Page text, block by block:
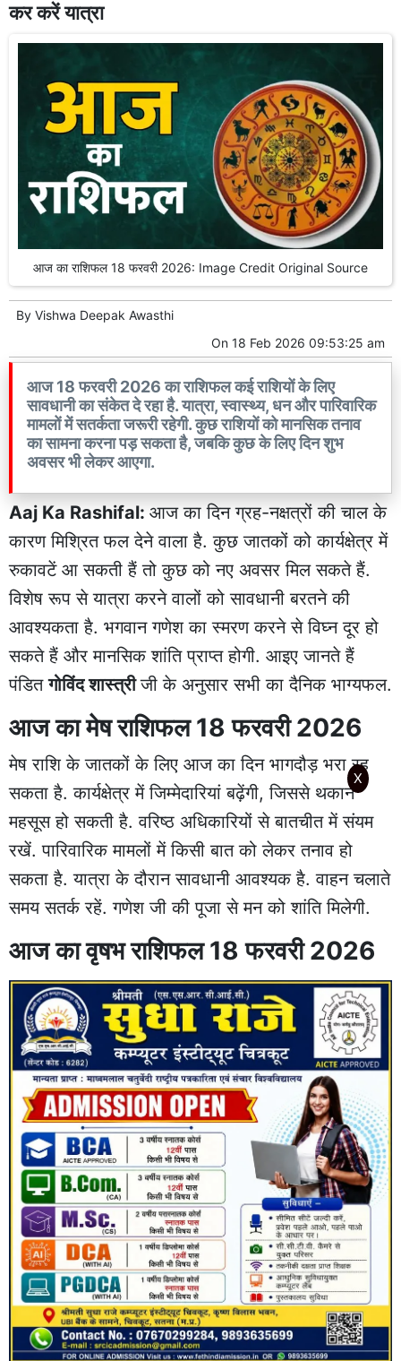
कर करें यात्रा
आज का राशिफल 18 फरवरी 2026: Image Credit Original Source
By Vishwa Deepak Awasthi
On 18 Feb 2026 09:53:25 am
आज 18 फरवरी 2026 का राशिफल कई राशियों के लिए
सावधानी का संकेत दे रहा है. यात्रा, स्वास्थ्य, धन और पारिवारिक
मामलों में सतर्कता जरूरी रहेगी. कुछ राशियों को मानसिक तनाव
का सामना करना पड़ सकता है, जबकि कुछ के लिए दिन शुभ
अवसर भी लेकर आएगा.
Aaj Ka Rashifal: आज का दिन ग्रह-नक्षत्रों की चाल के
कारण मिश्रित फल देने वाला है. कुछ जातकों को कार्यक्षेत्र में
रुकावटें आ सकती हैं तो कुछ को नए अवसर मिल सकते हैं.
विशेष रूप से यात्रा करने वालों को सावधानी बरतने की
आवश्यकता है. भगवान गणेश का स्मरण करने से विघ्न दूर हो
सकते हैं और मानसिक शांति प्राप्त होगी. आइए जानते हैं
पंडितगोविंद शास्त्रीजी के अनुसार सभी का दैनिक भाग्यफल.
आज का मेष राशिफल 18 फरवरी 2026
मेष राशि के जातकों के लिए आज का दिन भागदौड़ भरा रह
सकता है. कार्यक्षेत्र में जिम्मेदारियां बढ़ेंगी, जिससे थकान
महसूस हो सकती है. वरिष्ठ अधिकारियों से बातचीत में संयम
रखें. पारिवारिक मामलों में किसी बात को लेकर तनाव हो
सकता है. यात्रा के दौरान सावधानी आवश्यक है. वाहन चलाते
समय सतर्क रहें. गणेश जी की पूजा से मन को शांति मिलेगी.
आज का वृषभ राशिफल 18 फरवरी 2026
X